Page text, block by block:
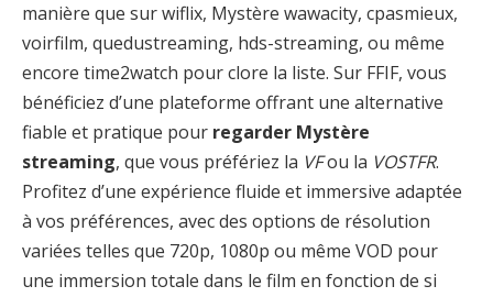
manière que sur wiflix, Mystère wawacity, cpasmieux,
voirfilm, quedustreaming, hds-streaming, ou même
encore time2watch pour clore la liste. Sur FFIF, vous
bénéficiez d’une plateforme offrant une alternative
fiable et pratique pour regarder Mystère
streaming, que vous préfériez la VFou la VOSTFR.
Profitez d’une expérience fluide et immersive adaptée
à vos préférences, avec des options de résolution
variées telles que 720p, 1080p ou même VOD pour
une immersion totale dans le film en fonction de si